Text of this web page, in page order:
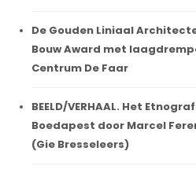
De Gouden Liniaal
Bouw Award met
Centrum De Faar
BEELD/VERHAAL. Het
Boedapest door Marcel
(Gie Bresseleers)